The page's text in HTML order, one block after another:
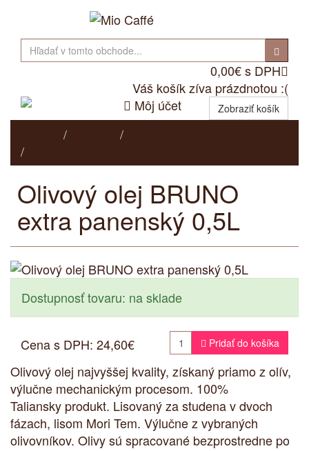
0,00€ s DPH
Váš košík zíva prázdnotou :(
Zobraziť košík
 Môj účet
Olivový olej BRUNO
extra panenský 0,5L
Dostupnosť tovaru: na sklade
Cena s DPH: 24,60€  Pridať do košíka
Olivový olej najvyššej kvality, získaný priamo z olív,
výlučne mechanickým procesom. 100%
Taliansky produkt. Lisovaný za studena v dvoch
fázach, lisom Mori Tem. Výlučne z vybraných
olivovníkov. Olivy sú spracované bezprostredne po